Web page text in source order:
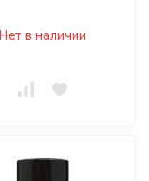
Нет в наличии